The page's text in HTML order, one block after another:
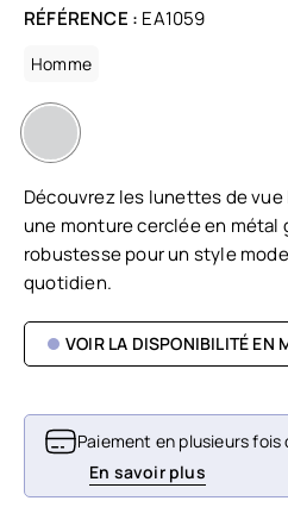
RÉFÉRENCE : EA1059
Homme
Découvrez les lunettes de vue
une monture cerclée en métal
robustesse pour un style
quotidien.
VOIR LA DISPONIBILITÉ EN
Paiement en plusieurs fois
En savoir plus